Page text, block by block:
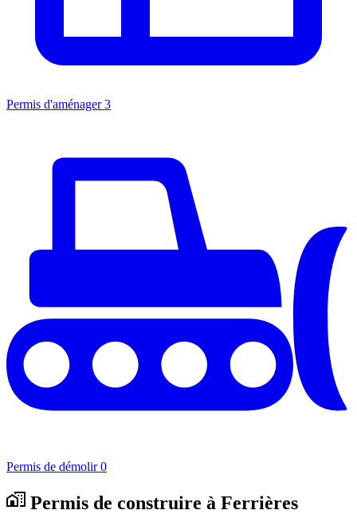
Permis d'aménager 3
Permis de démolir 0
Permis de construire à Ferrières